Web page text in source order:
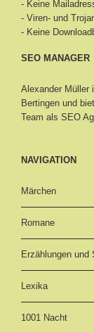
- Keine
- Viren- und
- Keine
SEO MANAGER
Alexander Müller
Bertingen und
Team als SEO
NAVIGATION
Märchen
Romane
Erzählungen und
Lexika
1001 Nacht